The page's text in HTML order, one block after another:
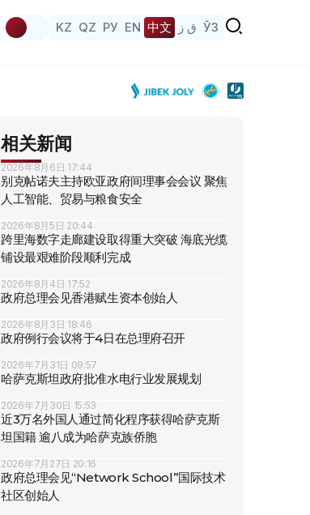
KZ QZ РУ EN 中文 ق ز ЎЗ
相关新闻
2026年8月6日 17:44
别克帖诺夫主持欧亚政府间理事会会议 聚焦
人工智能、贸易与粮食安全
2026年8月5日 20:44
跨里海数字走廊建设取得重大突破 海底光缆
铺设最艰难阶段顺利完成
2026年8月4日 17:52
政府总理会见香港赋生资本创始人
2026年8月3日 18:46
政府例行会议将于4日在总理府召开
2026年7月31日 09:57
哈萨克斯坦政府批准水电行业发展规划
2026年7月30日 15:53
近3万名外国人通过简化程序获得哈萨克斯
坦国籍 逾八成为哈萨克族侨胞
2026年7月27日 20:16
政府总理会见“Network School”国际技术
社区创始人